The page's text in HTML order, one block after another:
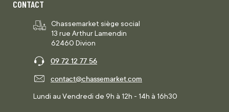
CONTACT
Chassemarket siège social
13 rue Arthur Lamendin
62460 Divion
09 72 12 77 56
contact@chassemarket.com
Lundi au Vendredi de 9h à 12h - 14h à 16h30